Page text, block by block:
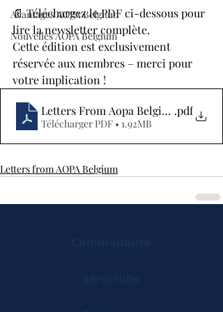
Avantages AOPA Belgium
Nouvelles AOPA Belgium
📄 Téléchargez le PDF ci-dessous pour
lire la newsletter complète.
Cette édition est exclusivement
réservée aux membres – merci pour
votre implication !
Letters From Aopa Belgium - 2026 - 1
.pdf
Télécharger PDF • 1.92MB
Letters from AOPA Belgium